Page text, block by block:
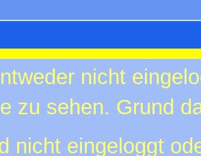
nicht
zu sehen. Grund
nicht eingeloggt